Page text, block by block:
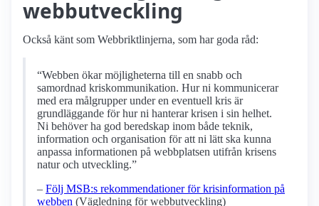
webbutveckling
Också känt som Webbriktlinjerna, som har goda råd:
“Webben ökar möjligheterna till en snabb och
samordnad kriskommunikation. Hur ni kommunicerar
med era målgrupper under en eventuell kris är
grundläggande för hur ni hanterar krisen i sin helhet.
Ni behöver ha god beredskap inom både teknik,
information och organisation för att ni lätt ska kunna
anpassa informationen på webbplatsen utifrån krisens
natur och utveckling.”
– Följ MSB:s rekommendationer för krisinformation på
webben (Vägledning för webbutveckling)